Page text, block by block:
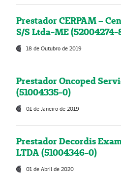
Prestador CERPAM –
S/S Ltda-ME (52004274-
18 de Outubro de 2019
Prestador Oncoped
(51004335-0)
01 de Janeiro de 2019
Prestador Decordis
LTDA (51004346-0)
01 de Abril de 2020